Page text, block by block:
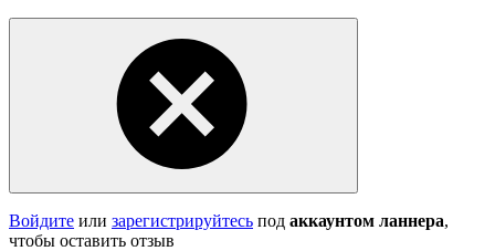
Войдите или зарегистрируйтесь под аккаунтом ланнера,
чтобы оставить отзыв